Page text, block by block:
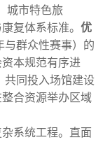
城市特色旅
复体系标准。 优
与群众性赛事）的
本规范有序进
共同投入场馆建设
合资源举办区域
系统工程。直面